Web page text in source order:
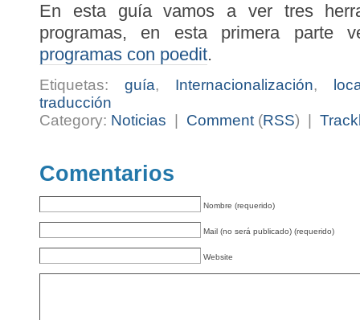
En esta guía vamos a ver tres
programas, en esta primera parte
programas con poedit.
Etiquetas: guía, Internacionalización,
traducción
Category: Noticias Comment (RSS) |
Comentarios
Nombre (requerido)
Mail (no será publicado) (requerido)
Website